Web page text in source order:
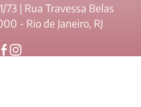
73 | Rua Travessa Belas
- Rio de Janeiro, RJ